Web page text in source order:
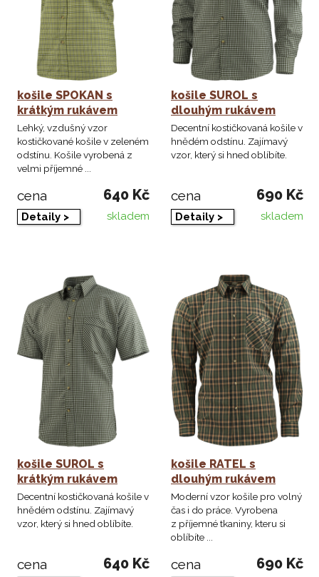
košile SPOKAN s
krátkým rukávem
Lehký, vzdušný vzor
kostičkované košile v zeleném
odstínu. Košile vyrobená z
velmi příjemné ...
cena 640 Kč
Detaily > skladem
košile SUROL s
dlouhým rukávem
Decentní kostičkovaná košile v
hnědém odstínu. Zajímavý
vzor, který si hned oblíbíte.
cena 690 Kč
Detaily > skladem
košile SUROL s
krátkým rukávem
Decentní kostičkovaná košile v
hnědém odstínu. Zajímavý
vzor, který si hned oblíbíte.
cena 640 Kč
košile RATEL s
dlouhým rukávem
Moderní vzor košile pro volný
čas i do práce. Vyrobena
z příjemné tkaniny, kteru si
oblíbíte ...
cena 690 Kč